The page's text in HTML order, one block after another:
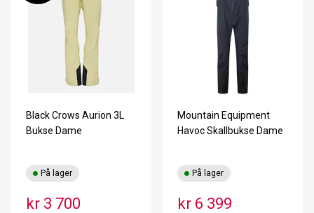
Black Crows Aurion 3L
Bukse Dame
kr 3 700
På lager
Mountain Equipment
Havoc Skallbukse Dame
kr 6 399
På lager